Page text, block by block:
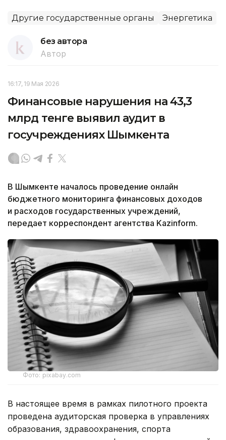
Другие государственные органы Энергетика
без автора
Автор
16:17, 19 Мая 2026
Финансовые нарушения на 43,3
млрд тенге выявил аудит в
госучреждениях Шымкента
В Шымкенте началось проведение онлайн
бюджетного мониторинга финансовых доходов
и расходов государственных учреждений,
передает корреспондент агентства Kazinform.
Фото: pixabay.com
В настоящее время в рамках пилотного проекта
проведена аудиторская проверка в управлениях
образования, здравоохранения, спорта